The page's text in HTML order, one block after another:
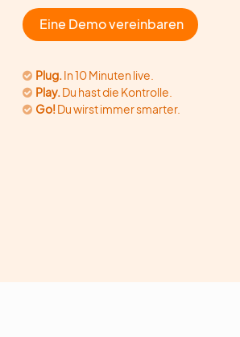
Eine Demo vereinbaren
Plug.In 10 Minuten live.
Play.Du hast die Kontrolle.
Go!Du wirst immer smarter.